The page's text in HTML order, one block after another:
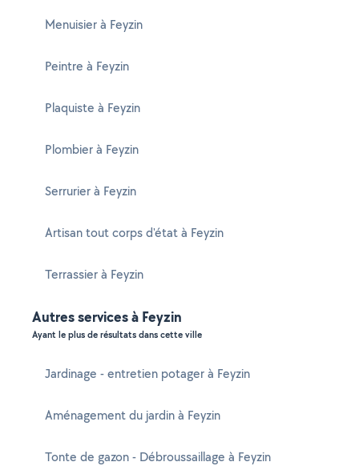
Menuisier à Feyzin
Peintre à Feyzin
Plaquiste à Feyzin
Plombier à Feyzin
Serrurier à Feyzin
Artisan tout corps d'état à Feyzin
Terrassier à Feyzin
Autres services à Feyzin
Ayant le plus de résultats dans cette ville
Jardinage - entretien potager à Feyzin
Aménagement du jardin à Feyzin
Tonte de gazon - Débroussaillage à Feyzin